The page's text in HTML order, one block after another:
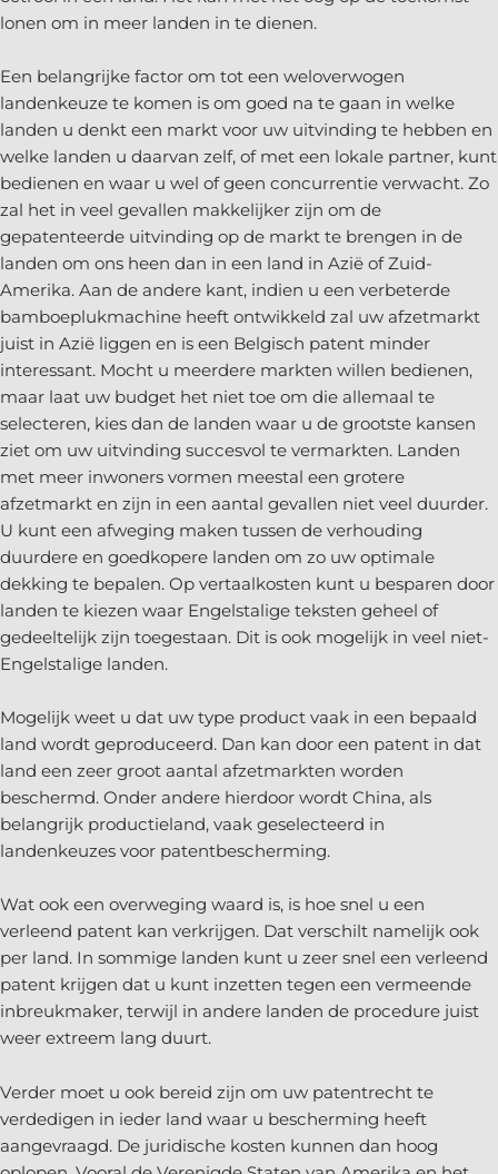
lonen om in meer landen in te dienen.
Een belangrijke factor om tot een weloverwogen
landenkeuze te komen is om goed na te gaan in welke
landen u denkt een markt voor uw uitvinding te hebben en
welke landen u daarvan zelf, of met een lokale partner, kunt
bedienen en waar u wel of geen concurrentie verwacht. Zo
zal het in veel gevallen makkelijker zijn om de
gepatenteerde uitvinding op de markt te brengen in de
landen om ons heen dan in een land in Azië of Zuid-
Amerika. Aan de andere kant, indien u een verbeterde
bamboeplukmachine heeft ontwikkeld zal uw afzetmarkt
juist in Azië liggen en is een Belgisch patent minder
interessant. Mocht u meerdere markten willen bedienen,
maar laat uw budget het niet toe om die allemaal te
selecteren, kies dan de landen waar u de grootste kansen
ziet om uw uitvinding succesvol te vermarkten. Landen
met meer inwoners vormen meestal een grotere
afzetmarkt en zijn in een aantal gevallen niet veel duurder.
U kunt een afweging maken tussen de verhouding
duurdere en goedkopere landen om zo uw optimale
dekking te bepalen. Op vertaalkosten kunt u besparen door
landen te kiezen waar Engelstalige teksten geheel of
gedeeltelijk zijn toegestaan. Dit is ook mogelijk in veel niet-
Engelstalige landen.
Mogelijk weet u dat uw type product vaak in een bepaald
land wordt geproduceerd. Dan kan door een patent in dat
land een zeer groot aantal afzetmarkten worden
beschermd. Onder andere hierdoor wordt China, als
belangrijk productieland, vaak geselecteerd in
landenkeuzes voor patentbescherming.
Wat ook een overweging waard is, is hoe snel u een
verleend patent kan verkrijgen. Dat verschilt namelijk ook
per land. In sommige landen kunt u zeer snel een verleend
patent krijgen dat u kunt inzetten tegen een vermeende
inbreukmaker, terwijl in andere landen de procedure juist
weer extreem lang duurt.
Verder moet u ook bereid zijn om uw patentrecht te
verdedigen in ieder land waar u bescherming heeft
aangevraagd. De juridische kosten kunnen dan hoog